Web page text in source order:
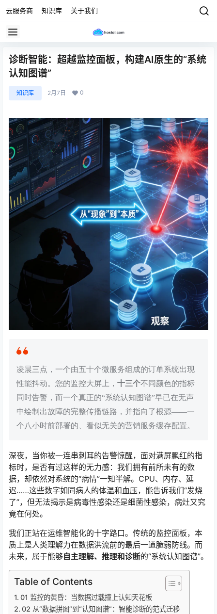
云服务商 知识库 关于我们
诊断智能：超越监控面板，构建AI原生的“系统
认知图谱”
知识库 2月7日 0
凌晨三点，一个由五十个微服务组成的订单系统出现
性能抖动。您的监控大屏上， 十三个不同颜色的指标
同时告警，而一个真正的“系统认知图谱”早已在无声
中绘制出故障的完整传播链路，并指向了根源——一
个八小时前部署的、看似无关的营销服务缓存配置。
深夜，当你被一连串刺耳的告警惊醒，面对满屏飘红的指
标时，是否有过这样的无力感：我们拥有前所未有的数
据，却依然对系统的“病情”一知半解。CPU、内存、延
迟……这些数字如同病人的体温和血压，能告诉我们“发烧
了”，但无法揭示是病毒性感染还是细菌性感染，病灶又究
竟在何处。
我们正站在运维智能化的十字路口。传统的监控面板，本
质上是人类理解力在数据洪流前的最后一道脆弱防线。而
未来，属于能够自主理解、推理和诊断的“系统认知图谱”。
Table of Contents
01 监控的黄昏：当数据过载撞上认知天花板
02 从“数据拼图”到“认知图谱”：智能诊断的范式迁移